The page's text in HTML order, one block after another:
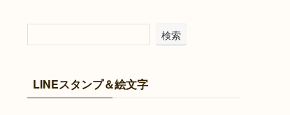
検索
LINEスタンプ＆絵文字